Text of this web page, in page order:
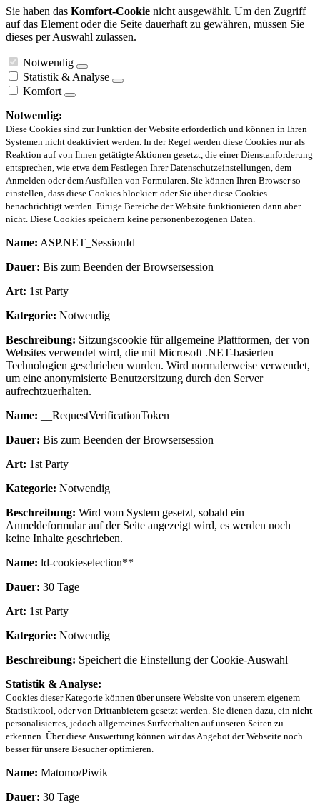
Sie haben das Komfort-Cookie nicht ausgewählt. Um den Zugriff
auf das Element oder die Seite dauerhaft zu gewähren, müssen Sie
dieses per Auswahl zulassen.
Notwendig
Statistik & Analyse
Komfort
Notwendig:
Diese Cookies sind zur Funktion der Website erforderlich und können in Ihren
Systemen nicht deaktiviert werden. In der Regel werden diese Cookies nur als
Reaktion auf von Ihnen getätigte Aktionen gesetzt, die einer Dienstanforderung
entsprechen, wie etwa dem Festlegen Ihrer Datenschutzeinstellungen, dem
Anmelden oder dem Ausfüllen von Formularen. Sie können Ihren Browser so
einstellen, dass diese Cookies blockiert oder Sie über diese Cookies
benachrichtigt werden. Einige Bereiche der Website funktionieren dann aber
nicht. Diese Cookies speichern keine personenbezogenen Daten.
Name: ASP.NET_SessionId
Dauer: Bis zum Beenden der Browsersession
Art: 1st Party
Kategorie: Notwendig
Beschreibung: Sitzungscookie für allgemeine Plattformen, der von
Websites verwendet wird, die mit Microsoft .NET-basierten
Technologien geschrieben wurden. Wird normalerweise verwendet,
um eine anonymisierte Benutzersitzung durch den Server
aufrechtzuerhalten.
Name: __RequestVerificationToken
Dauer: Bis zum Beenden der Browsersession
Art: 1st Party
Kategorie: Notwendig
Beschreibung: Wird vom System gesetzt, sobald ein
Anmeldeformular auf der Seite angezeigt wird, es werden noch
keine Inhalte geschrieben.
Name: ld-cookieselection**
Dauer: 30 Tage
Art: 1st Party
Kategorie: Notwendig
Beschreibung: Speichert die Einstellung der Cookie-Auswahl
Statistik & Analyse:
Cookies dieser Kategorie können über unsere Website von unserem eigenem
Statistiktool, oder von Drittanbietern gesetzt werden. Sie dienen dazu, ein nicht
personalisiertes, jedoch allgemeines Surfverhalten auf unseren Seiten zu
erkennen. Über diese Auswertung können wir das Angebot der Webseite noch
besser für unsere Besucher optimieren.
Name: Matomo/Piwik
Dauer: 30 Tage